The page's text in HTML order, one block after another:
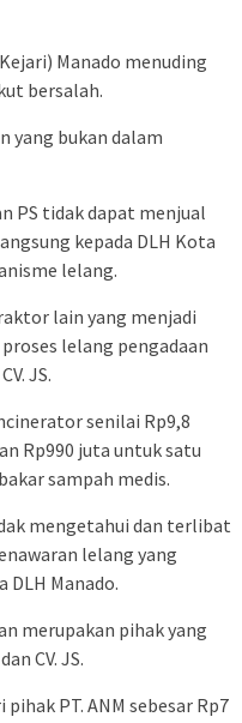
Manado menuding
bersalah.
yang bukan dalam
PS tidak dapat menjual
kepada DLH Kota
lelang.
lain yang menjadi
lelang pengadaan
JS.
senilai Rp9,8
Rp990 juta untuk satu
sampah medis.
mengetahui dan terlibat
lelang yang
DLH Manado.
merupakan pihak yang
CV. JS.
PT. ANM sebesar Rp7